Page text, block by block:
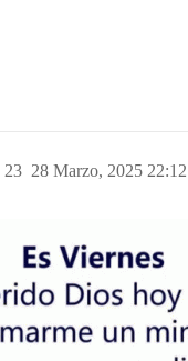
28 Marzo, 2025 22:12
23